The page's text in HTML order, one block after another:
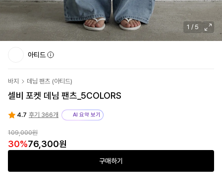
1 / 5
아티드
바지 데님 팬츠 (아티드)
셀비 포켓 데님 팬츠_5COLORS
4.7 후기 366개 AI 요약 보기
109,000원
30%76,300원
구매하기